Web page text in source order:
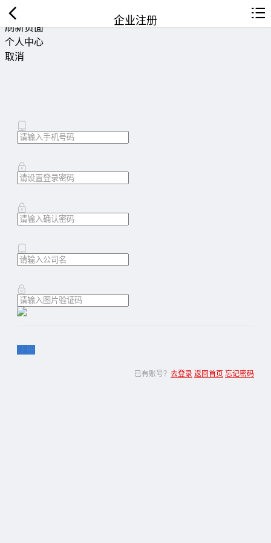
返回首页
刷新页面
个人中心
取消
企业注册
已有账号？ 去登录 返回首页 忘记密码